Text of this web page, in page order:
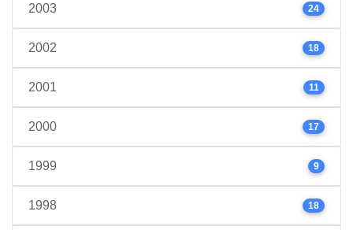
2003 24
2002 18
2001 11
2000 17
1999 9
1998 18